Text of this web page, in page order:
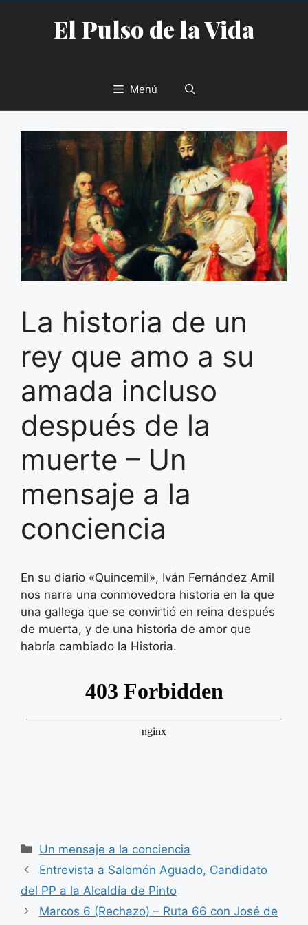
contenidoEl Pulso de la Vida
Menú
La historia de un
rey que amo a su
amada incluso
después de la
muerte – Un
mensaje a la
conciencia
En su diario «Quincemil», Iván Fernández Amil
nos narra una conmovedora historia en la que
una gallega que se convirtió en reina después
de muerta, y de una historia de amor que
habría cambiado la Historia.
Categorías
Un mensaje a la conciencia
Entrevista a Salomón Aguado, Candidato
del PP a la Alcaldía de Pinto
Marcos 6 (Rechazo) – Ruta 66 con José de